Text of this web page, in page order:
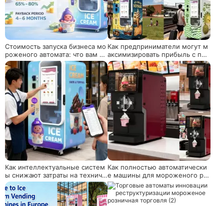
Стоимость запуска бизнеса мо
роженого автомата: что вам де
йствительно нужно бюджет
Как предприниматели могут м
аксимизировать прибыль с по
мощью мороженого машины
Huaxin?'
Как интеллектуальные систем
ы снижают затраты на техниче
ское обслуживание роботов-м
ороженных машин
Как полностью автоматически
е машины для мороженого ре
волюционизируют розничную
торговлю и питание